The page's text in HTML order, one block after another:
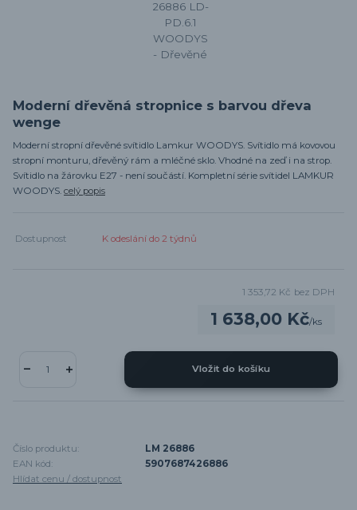
Moderní dřevěná stropnice s barvou dřeva
wenge
Moderní stropní dřevěné svítidlo Lamkur WOODYS. Svítidlo má kovovou
stropní monturu, dřevěný rám a mléčné sklo. Vhodné na zeď i na strop.
Svítidlo na žárovku E27 - není součástí. Kompletní série svítidel LAMKUR
WOODYS. celý popis
Dostupnost K odeslání do 2 týdnů
1 638,00 Kč/ks
1 353,72 Kč bez DPH
Vložit do košíku
Číslo produktu:
LM 26886
EAN kód:
5907687426886
Hlídat cenu / dostupnost